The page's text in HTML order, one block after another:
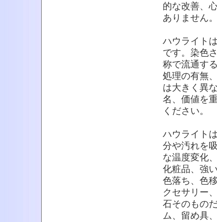
的な改善、
ありません
ハウライト
です。染色
称で流通す
処理の有無
は大きく異
名、価値を
ください。
ハウライト
分や汚れを
な温度変化
化粧品、強
色落ち、色
クセサリー
石そのもの
ム、留め具